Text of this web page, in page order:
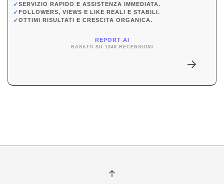
✓SERVIZIO RAPIDO E ASSISTENZA IMMEDIATA.
✓FOLLOWERS, VIEWS E LIKE REALI E STABILI.
✓OTTIMI RISULTATI E CRESCITA ORGANICA.
REPORT AI
BASATO SU 1346 RECENSIONI